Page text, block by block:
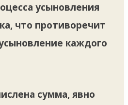
усыновления
что противоречит
каждого
сумма, явно